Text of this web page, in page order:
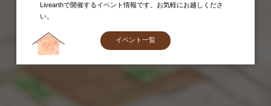
Livearthで開催するイベント情報です。お気軽にお越しくださ
い。
イベント一覧